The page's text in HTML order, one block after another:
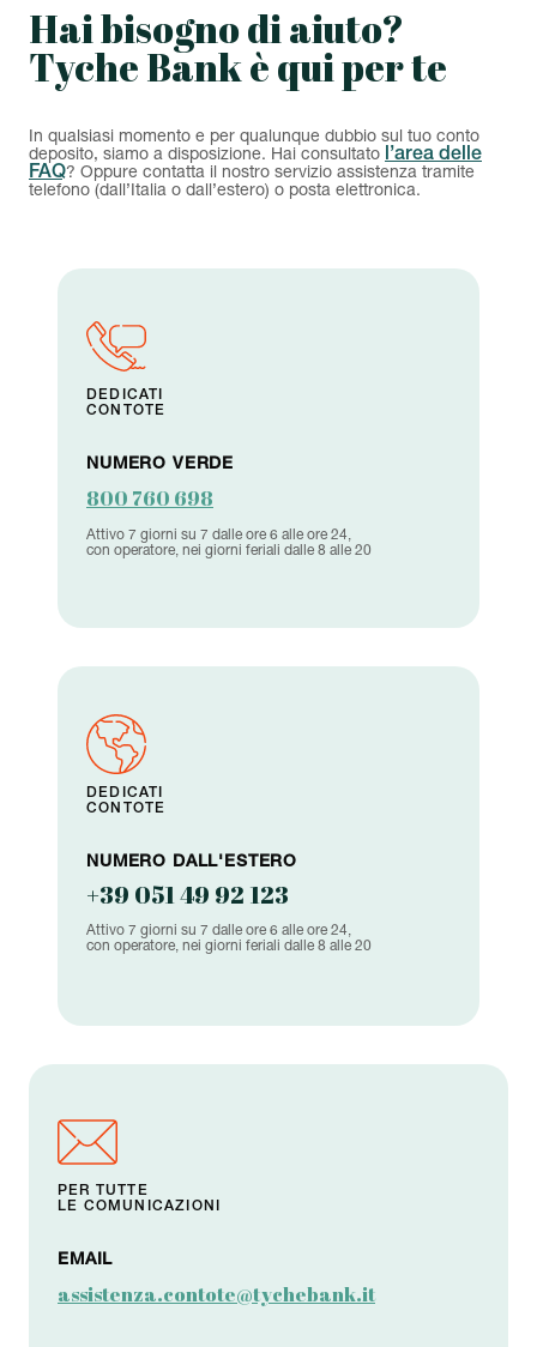
Hai bisogno di aiuto?
Tyche Bank è qui per te
In qualsiasi momento e per qualunque dubbio sul tuo conto
deposito, siamo a disposizione. Hai consultato l’area delle
FAQ? Oppure contatta il nostro servizio assistenza tramite
telefono (dall’Italia o dall’estero) o posta elettronica.
DEDICATI
CONTOTE
NUMERO VERDE
800 760 698
Attivo 7 giorni su 7 dalle ore 6 alle ore 24,
con operatore, nei giorni feriali dalle 8 alle 20
DEDICATI
CONTOTE
NUMERO DALL'ESTERO
+39 051 49 92 123
Attivo 7 giorni su 7 dalle ore 6 alle ore 24,
con operatore, nei giorni feriali dalle 8 alle 20
PER TUTTE
LE COMUNICAZIONI
EMAIL
assistenza.contote@tychebank.it